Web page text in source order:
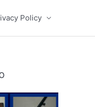
Policy